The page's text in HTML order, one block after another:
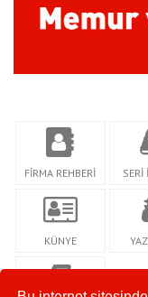
FİRMA REHBERİ SERİ
KÜNYE